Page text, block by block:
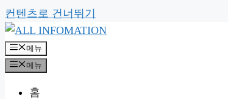
컨텐츠로 건너뛰기
메뉴
메뉴
홈